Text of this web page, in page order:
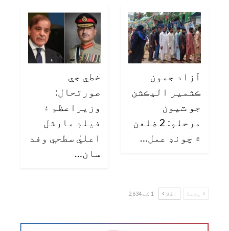
آزاد جمون
ڪشمير اليڪشن
جو ٽيون
مرحلو: 2 ضلعن
۾ چونڊ عمل…
خطي جي
صورتحال:
وزيراعظم ۽
فيلڊ مارشل
اعليٰ سطحي وفد
سان…
پچھلا اگلا 1 کے 2,634